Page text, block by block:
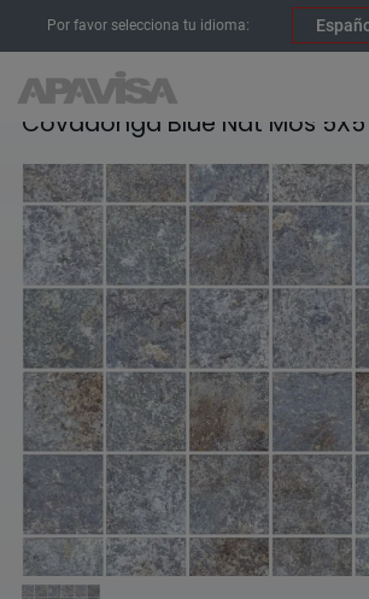
Por favor selecciona tu idioma:
Covadonga Blue Nat Mos 5X5